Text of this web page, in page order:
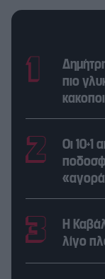
πιο
Οι 10+1
Η
λίγο